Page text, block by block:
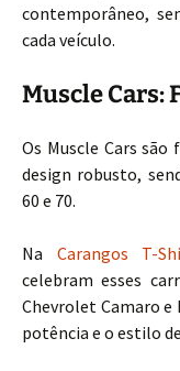
contemporâneo,
cada veículo.
Muscle Cars:
Os Muscle Cars
design robusto,
60 e 70.
Na Carangos T-
celebram esses
Chevrolet Camaro e
potência e o estilo